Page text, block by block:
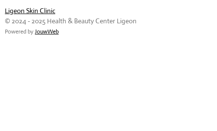
Ligeon Skin Clinic
© 2024 - 2025 Health & Beauty Center Ligeon
Powered byJouwWeb